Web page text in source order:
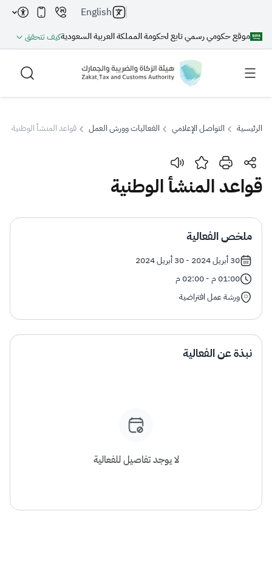
موقع حكومي رسمي تابع لحكومة المملكة العربية السعوديةكيف تتحقق
English
بحث
اقتراحات
الزكاة الجمارك
الإقرار الضريبي
الرئيسية التواصل الإعلامي الفعاليات وورش العمل قواعد المنشأ الوطنية
قواعد المنشأ الوطنية
ملخص الفعالية
30 أبريل 2024 - 30 أبريل 2024
01:00 م - 02:00 م
ورشة عمل افتراضية
نبذة عن الفعالية
لا يوجد تفاصيل للفعالية